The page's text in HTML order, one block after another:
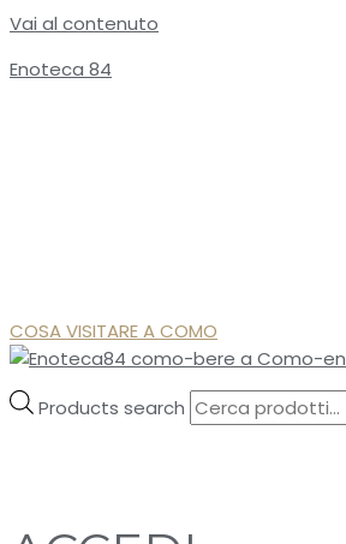
Vai al contenuto
Enoteca 84
COSA VISITARE A COMO
Products search